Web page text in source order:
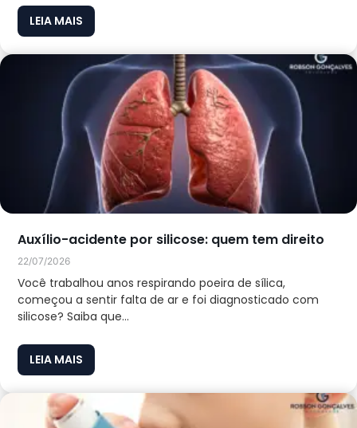
LEIA MAIS
Auxílio-acidente por silicose: quem tem direito
22/07/2026
Você trabalhou anos respirando poeira de sílica,
começou a sentir falta de ar e foi diagnosticado com
silicose? Saiba que...
LEIA MAIS